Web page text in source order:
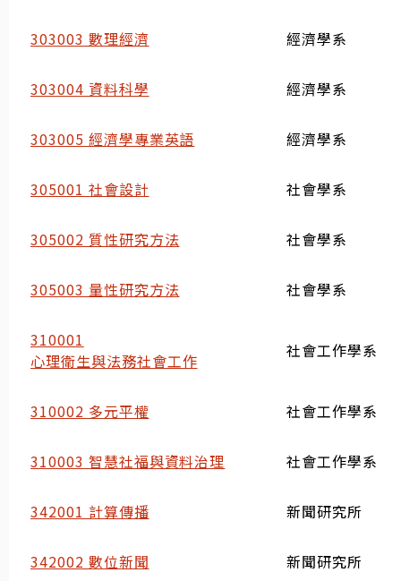
303003 數理經濟 經濟學系
303004 資料科學 經濟學系
303005 經濟學專業英語 經濟學系
305001 社會設計 社會學系
305002 質性研究方法 社會學系
305003 量性研究方法 社會學系
310001
心理衛生與法務社會工作
社會工作學系
310002 多元平權 社會工作學系
310003 智慧社福與資料治理 社會工作學系
342001 計算傳播 新聞研究所
342002 數位新聞 新聞研究所